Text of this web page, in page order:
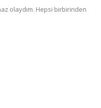
olaydım. Hepsi birbirinden